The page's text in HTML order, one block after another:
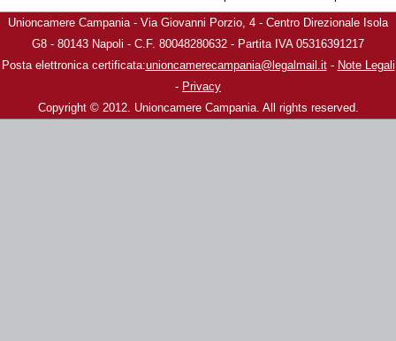
Unioncamere Campania - Via Giovanni Porzio, 4 - Centro Direzionale Isola
G8 - 80143 Napoli - C.F. 80048280632 - Partita IVA 05316391217
Posta elettronica certificata:unioncamerecampania@legalmail.it- Note Legali
- Privacy
Copyright © 2012. Unioncamere Campania. All rights reserved.